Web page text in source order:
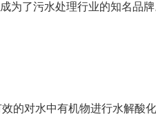
为了污水处理行业的知名品牌
的对水中有机物进行水解酸